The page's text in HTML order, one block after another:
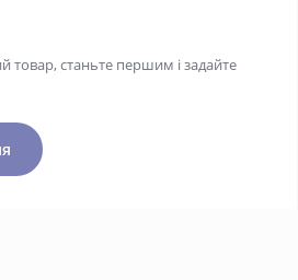
товар, станьте першим і задайте